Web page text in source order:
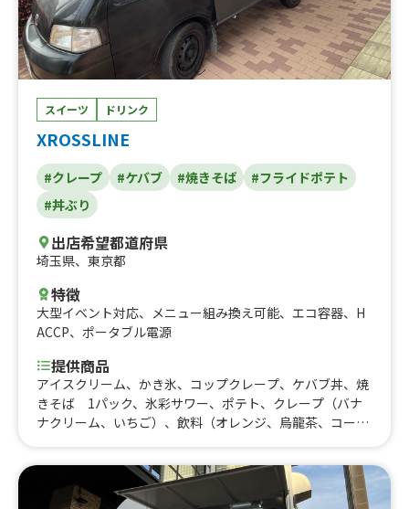
スイーツ ドリンク
XROSSLINE
#クレープ #ケバブ #焼きそば
#フライドポテト
#丼ぶり
出店希望都道府県
埼玉県、 東京都
特徴
大型イベント対応、 メニュー組み換え可能、 エコ容器、 H
ACCP、 ポータブル電源
提供商品
アイスクリーム、かき氷、コップクレープ、ケバブ丼、焼
きそば 1パック、氷彩サワー、ポテト、クレープ（バナ
ナクリーム、いちご）、飲料（オレンジ、烏龍茶、コーラ